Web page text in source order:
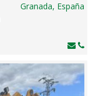
Granada, España